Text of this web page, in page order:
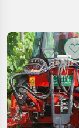
Kategorija 4
TRENUTNA
STAZA
Poljoprivredna
tehnika
Poništi